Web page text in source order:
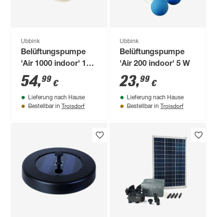
Ubbink
Belüftungspumpe
'Air 1000 indoor' 13
W
54,99 €
Lieferung nach Hause
Bestellbar in Troisdorf
Ubbink
Belüftungspumpe
'Air 200 indoor' 5 W
23,99 €
Lieferung nach Hause
Bestellbar in Troisdorf